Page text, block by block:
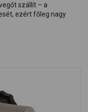
szállít – a
ezért főleg nagy